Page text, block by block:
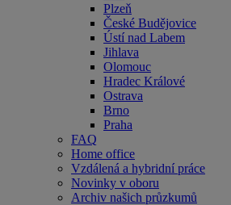
Plzeň
České Budějovice
Ústí nad Labem
Jihlava
Olomouc
Hradec Králové
Ostrava
Brno
Praha
FAQ
Home office
Vzdálená a hybridní práce
Novinky v oboru
Archiv našich průzkumů